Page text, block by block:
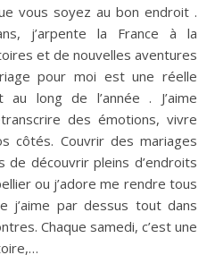
vous soyez au bon endroit .
j’arpente la France à la
et de nouvelles aventures
pour moi est une réelle
au long de l’année . J’aime
des émotions, vivre
côtés. Couvrir des mariages
de découvrir pleins d’endroits
ou j’adore me rendre tous
j’aime par dessus tout dans
Chaque samedi, c’est une